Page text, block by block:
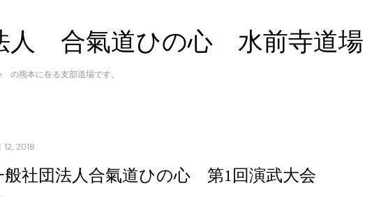
人 合氣道ひの心 水前寺道場
熊本に在る支部道場です。
12, 2018
般社団法人合氣道ひの心 第1回演武大会